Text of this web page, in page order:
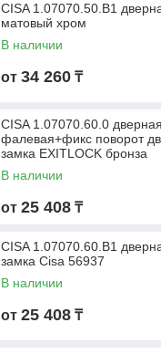
CISA 1.07070.50.В1
матовый хром
В наличии
от 34 260 ₸
CISA 1.07070.60.0
фалевая+фикс поворот
замка EXITLOCK бронза
В наличии
от 25 408 ₸
CISA 1.07070.60.В1
замка Cisa 56937
В наличии
от 25 408 ₸